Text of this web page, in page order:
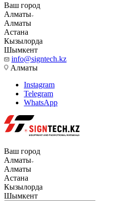
Ваш город
Алматы
Алматы
Астана
Кызылорда
Шымкент
info@signtech.kz
Алматы
Instagram
Telegram
WhatsApp
Ваш город
Алматы
Алматы
Астана
Кызылорда
Шымкент